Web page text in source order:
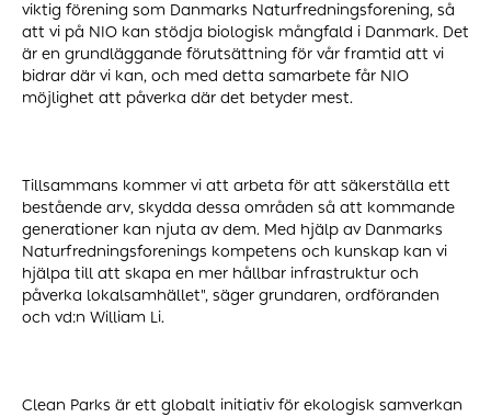
viktig förening som Danmarks Naturfredningsforening, så
att vi på NIO kan stödja biologisk mångfald i Danmark. Det
är en grundläggande förutsättning för vår framtid att vi
bidrar där vi kan, och med detta samarbete får NIO
möjlighet att påverka där det betyder mest.
Tillsammans kommer vi att arbeta för att säkerställa ett
bestående arv, skydda dessa områden så att kommande
generationer kan njuta av dem. Med hjälp av Danmarks
Naturfredningsforenings kompetens och kunskap kan vi
hjälpa till att skapa en mer hållbar infrastruktur och
påverka lokalsamhället", säger grundaren, ordföranden
och vd:n William Li.
Clean Parks är ett globalt initiativ för ekologisk samverkan